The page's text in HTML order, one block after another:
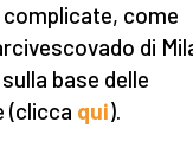
come
di
base delle
(clicca qui).